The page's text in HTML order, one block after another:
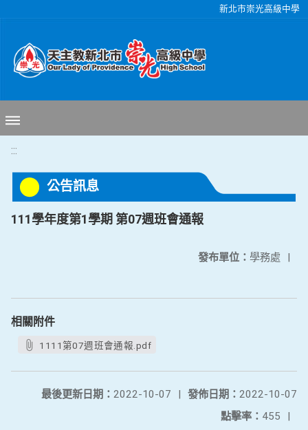
新北市崇光高級中學
:::
公告訊息
111學年度第1學期 第07週班會通報
發布單位： 學務處 |
相關附件
1111第07週班會通報.pdf
發佈日期： 2022-10-07
最後更新日期： 2022-10-07
|
點擊率： 455 |